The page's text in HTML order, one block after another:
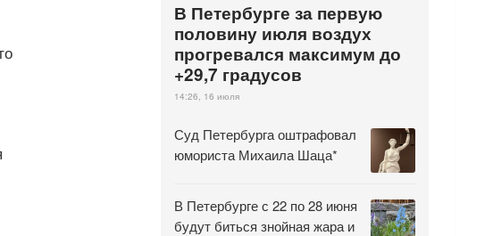
В Петербурге за первую
половину июля воздух
прогревался максимум до
+29,7 градусов
14:26, 16 июля
Суд Петербурга оштрафовал
юмориста Михаила Шаца*
В Петербурге с 22 по 28 июня
будут биться знойная жара и